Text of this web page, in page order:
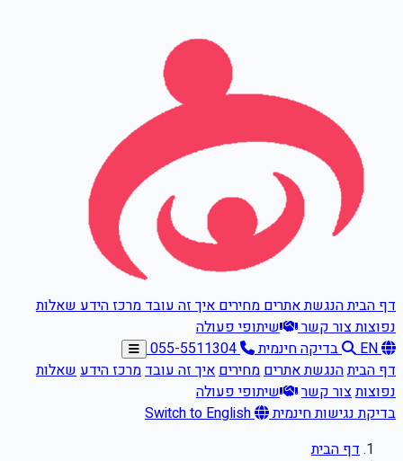
דף הביתהנגשת אתריםמחיריםאיך זה עובדמרכז הידעשאלות
נפוצותצור קשר
שיתופי פעולה
EN
בדיקה חינמית
055-5511304
דף הביתהנגשת אתריםמחיריםאיך זה עובדמרכז הידעשאלות
נפוצותצור קשר
שיתופי פעולה
בדיקת נגישות חינמית
Switch to English
דף הבית